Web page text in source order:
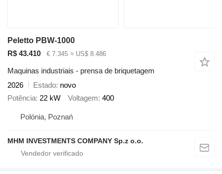
Peletto PBW-1000
R$ 43.410
€ 7.345 ≈ US$ 8.486
Maquinas industriais - prensa de briquetagem
2026
Estado novo
Potência 22 kW Voltagem 400
Polónia, Poznań
MHM INVESTMENTS COMPANY Sp.z o.o.